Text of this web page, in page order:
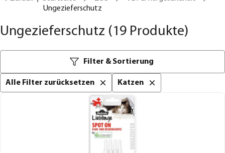
Ungezieferschutz
Ungezieferschutz (19 Produkte)
Filter & Sortierung
Alle Filter zurücksetzen Katzen